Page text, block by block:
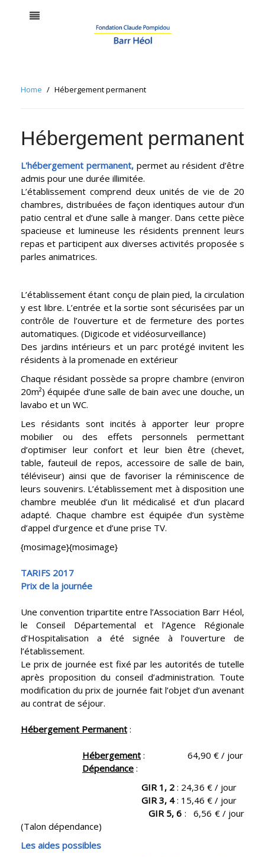
Home Hébergement permanent
Hébergement permanent
L'hébergement permanent, permet au résident d’être
admis pour une durée illimitée.
L’établissement comprend deux unités de vie de 20
chambres, distribuées de façon identiques autour d’un
patio central et d’une salle à manger. Dans cette pièce
spacieuse et lumineuse les résidents prennent leurs
repas et participent aux diverses activités proposée s
parles animatrices.
L’établissement étant conçu de plain pied, la circulation
y est libre. L’entrée et la sortie sont sécurisées par un
contrôle de l’ouverture et de fermeture des portes
automatiques. (Digicode et vidéosurveillance)
Des jardins intérieurs et un parc protégé invitent les
résidents à la promenade en extérieur
Chaque résidant possède sa propre chambre (environ
20m²) équipée d’une salle de bain avec une douche, un
lavabo et un WC.
Les résidants sont incités à apporter leur propre
mobilier ou des effets personnels permettant
d’optimiser leur confort et leur bien être (chevet,
table, fauteuil de repos, accessoire de salle de bain,
téléviseur) ainsi que de favoriser la réminiscence de
leurs souvenirs. L’établissement met à disposition une
chambre meublée d’un lit médicalisé et d’un placard
adapté. Chaque chambre est équipée d’un système
d’appel d’urgence et d’une prise TV.
{mosimage}{mosimage}
TARIFS 2017
Prix de la journée
Une convention tripartite entre l’Association Barr Héol,
le Conseil Départemental et l’Agence Régionale
d’Hospitalisation a été signée à l’ouverture de
l’établissement.
Le prix de journée est fixé par les autorités de tutelle
après proposition du conseil d’administration. Toute
modification du prix de journée fait l’objet d’un avenant
au contrat de séjour.
Hébergement Permanent :
Hébergement : 64,90 € / jour
Dépendance :
GIR 1, 2 : 24,36 € / jour
GIR 3, 4: 15,46 € / jour
GIR 5, 6 : 6,56 € / jour
(Talon dépendance)
Les aides possibles